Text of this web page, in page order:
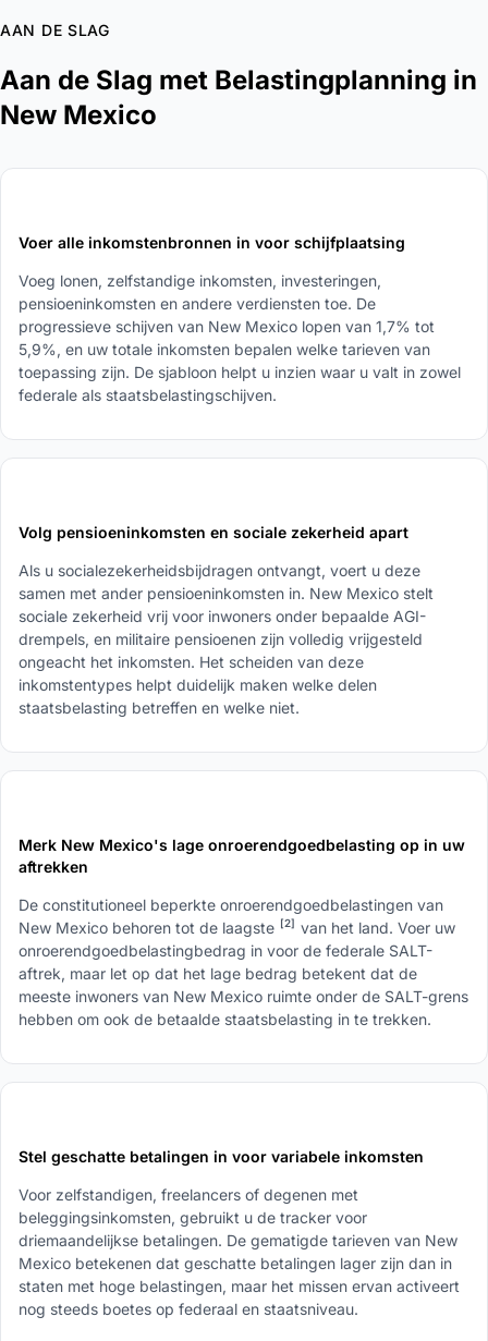
AAN DE SLAG
Aan de Slag met Belastingplanning in
New Mexico
Voer alle inkomstenbronnen in voor schijfplaatsing
Voeg lonen, zelfstandige inkomsten, investeringen,
pensioeninkomsten en andere verdiensten toe. De
progressieve schijven van New Mexico lopen van 1,7% tot
5,9%, en uw totale inkomsten bepalen welke tarieven van
toepassing zijn. De sjabloon helpt u inzien waar u valt in zowel
federale als staatsbelastingschijven.
Volg pensioeninkomsten en sociale zekerheid apart
Als u socialezekerheidsbijdragen ontvangt, voert u deze
samen met ander pensioeninkomsten in. New Mexico stelt
sociale zekerheid vrij voor inwoners onder bepaalde AGI-
drempels, en militaire pensioenen zijn volledig vrijgesteld
ongeacht het inkomsten. Het scheiden van deze
inkomstentypes helpt duidelijk maken welke delen
staatsbelasting betreffen en welke niet.
Merk New Mexico's lage onroerendgoedbelasting op in uw
aftrekken
De constitutioneel beperkte onroerendgoedbelastingen van
New Mexico behoren tot de laagste [2] van het land. Voer uw
onroerendgoedbelastingbedrag in voor de federale SALT-
aftrek, maar let op dat het lage bedrag betekent dat de
meeste inwoners van New Mexico ruimte onder de SALT-grens
hebben om ook de betaalde staatsbelasting in te trekken.
Stel geschatte betalingen in voor variabele inkomsten
Voor zelfstandigen, freelancers of degenen met
beleggingsinkomsten, gebruikt u de tracker voor
driemaandelijkse betalingen. De gematigde tarieven van New
Mexico betekenen dat geschatte betalingen lager zijn dan in
staten met hoge belastingen, maar het missen ervan activeert
nog steeds boetes op federaal en staatsniveau.